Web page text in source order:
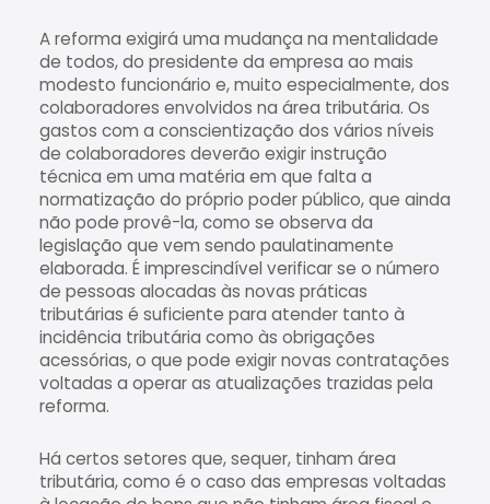
A reforma exigirá uma mudança na mentalidade
de todos, do presidente da empresa ao mais
modesto funcionário e, muito especialmente, dos
colaboradores envolvidos na área tributária. Os
gastos com a conscientização dos vários níveis
de colaboradores deverão exigir instrução
técnica em uma matéria em que falta a
normatização do próprio poder público, que ainda
não pode provê-la, como se observa da
legislação que vem sendo paulatinamente
elaborada. É imprescindível verificar se o número
de pessoas alocadas às novas práticas
tributárias é suficiente para atender tanto à
incidência tributária como às obrigações
acessórias, o que pode exigir novas contratações
voltadas a operar as atualizações trazidas pela
reforma.
Há certos setores que, sequer, tinham área
tributária, como é o caso das empresas voltadas